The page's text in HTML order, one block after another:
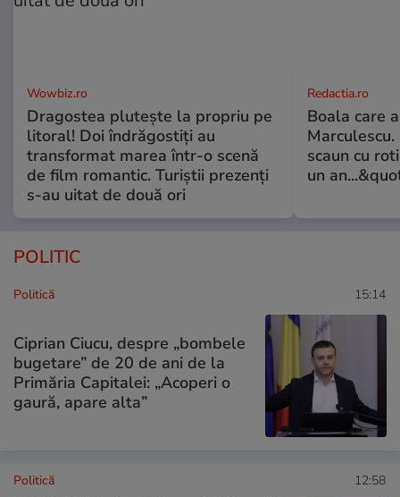
Wowbiz.ro
Dragostea plutește la propriu pe
litoral! Doi îndrăgostiți au
transformat marea într-o scenă
de film romantic. Turiștii prezenți
s-au uitat de două ori
Redactia.ro
Boala care
scaun cu
un
POLITIC
Politică 15:14
Ciprian Ciucu, despre „bombele
bugetare” de 20 de ani de la
Primăria Capitalei: „Acoperi o
gaură, apare alta”
Politică 12:58